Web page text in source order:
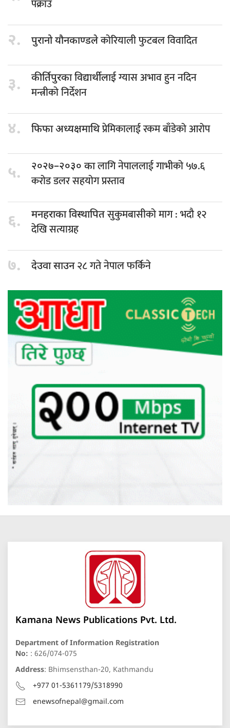
पक्राउ
२. पुरानो यौनकाण्डलेकोरियाली फुटबल विवादित
३. कीर्तिपुरका विद्यार्थीलाईग्यास अभाव हुन नदिन
मन्त्रीको निर्देशन
४. फिफा अध्यक्षमाथिप्रेमिकालाई रकम बाँडेको आरोप
५. २०२७–२०३० कालागि नेपाललाई गाभीको ५७.६
करोड डलर सहयोग प्रस्ताव
६. मनहराका विस्थापितसुकुमबासीको माग : भदौ १२
देखि सत्याग्रह
७. देउवा साउन२८ गते नेपाल फर्किने
Kamana News Publications Pvt. Ltd.
Department of Information Registration
No: : 626/074-075
Address: Bhimsensthan-20, Kathmandu
+977 01-5361179/5318990
enewsofnepal@gmail.com